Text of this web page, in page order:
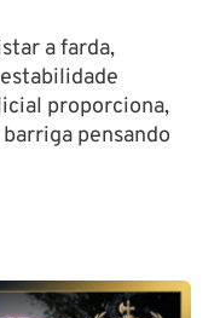
a farda,
proporciona,
pensando